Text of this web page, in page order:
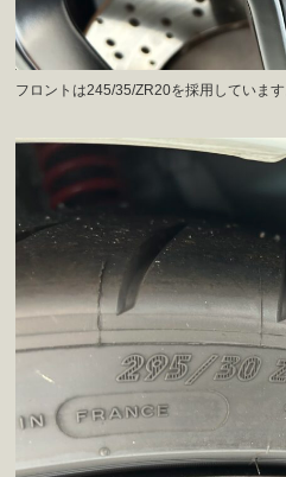
フロントは245/35/ZR20を採用しています